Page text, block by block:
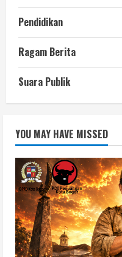
Pendidikan
Ragam Berita
Suara Publik
YOU MAY HAVE MISSED